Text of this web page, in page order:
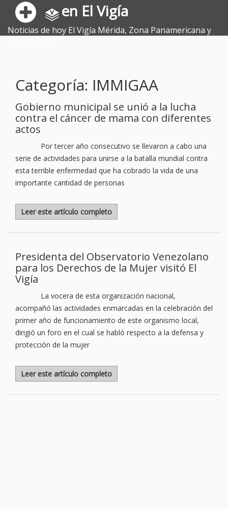
en El Vigía
Noticias de hoy El Vigía Mérida, Zona Panamericana y
Sur del Lago.
Categoría: IMMIGAA
Gobierno municipal se unió a la lucha
contra el cáncer de mama con diferentes
actos
Por tercer año consecutivo se llevaron a cabo una
serie de actividades para unirse a la batalla mundial contra
esta terrible enfermedad que ha cobrado la vida de una
importante cantidad de personas
Leer este artículo completo
Presidenta del Observatorio Venezolano
para los Derechos de la Mujer visitó El
Vigía
La vocera de esta organización nacional,
acompañó las actividades enmarcadas en la celebración del
primer año de funcionamiento de este organismo local,
dirigió un foro en el cual se habló respecto a la defensa y
protección de la mujer
Leer este artículo completo